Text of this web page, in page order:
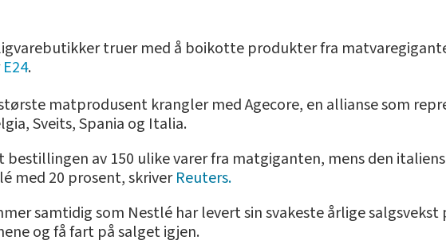
truer med å boikotte produkter fra
E24.
matprodusent krangler med Agecore, en allianse som
Sveits, Spania og Italia.
av 150 ulike varer fra matgiganten, mens den
med 20 prosent, skriverReuters.
samtidig som Nestlé har levert sin svakeste årlige salgsvekst
og få fart på salget igjen.